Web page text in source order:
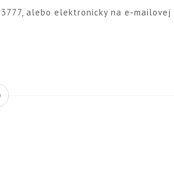
alebo elektronicky na e-mailovej